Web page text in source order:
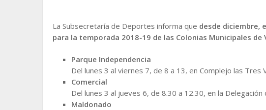
La Subsecretaría de Deportes informa que desde diciembre,
para la temporada 2018-19 de las Colonias Municipales de
Parque Independencia
Del lunes 3 al viernes 7, de 8 a 13, en Complejo las Tres
Comercial
Del lunes 3 al jueves 6, de 8.30 a 12.30, en la
Maldonado